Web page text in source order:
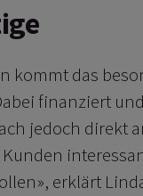
kommt das
finanziert
jedoch direkt
erklärt